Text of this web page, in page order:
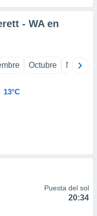
- WA en
Octubre
13°C
Puesta del sol
20:34